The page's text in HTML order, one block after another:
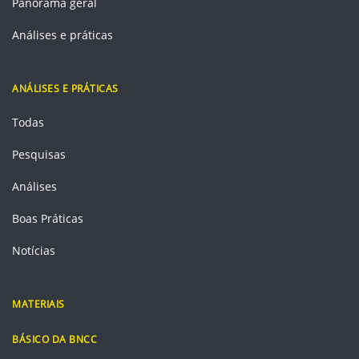
Análises e práticas
ANÁLISES E PRÁTICAS
Todas
Pesquisas
Análises
Boas Práticas
Notícias
MATERIAIS
BÁSICO DA BNCC